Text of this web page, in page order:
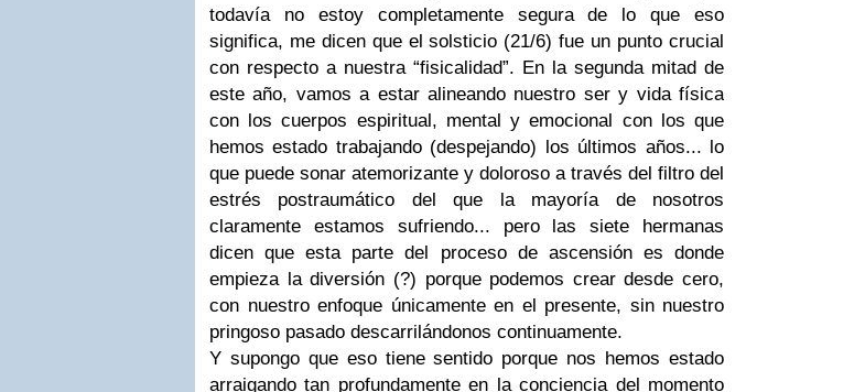
todavía no estoy completamente segura de lo que eso
significa, me dicen que el solsticio (21/6) fue un punto crucial
con respecto a nuestra “fisicalidad”. En la segunda mitad de
este año, vamos a estar alineando nuestro ser y vida física
con los cuerpos espiritual, mental y emocional con los que
hemos estado trabajando (despejando) los últimos años... lo
que puede sonar atemorizante y doloroso a través del filtro del
estrés postraumático del que la mayoría de nosotros
claramente estamos sufriendo... pero las siete hermanas
dicen que esta parte del proceso de ascensión es donde
empieza la diversión (?) porque podemos crear desde cero,
con nuestro enfoque únicamente en el presente, sin nuestro
pringoso pasado descarrilándonos continuamente.
Y supongo que eso tiene sentido porque nos hemos estado
arraigando tan profundamente en la conciencia del momento